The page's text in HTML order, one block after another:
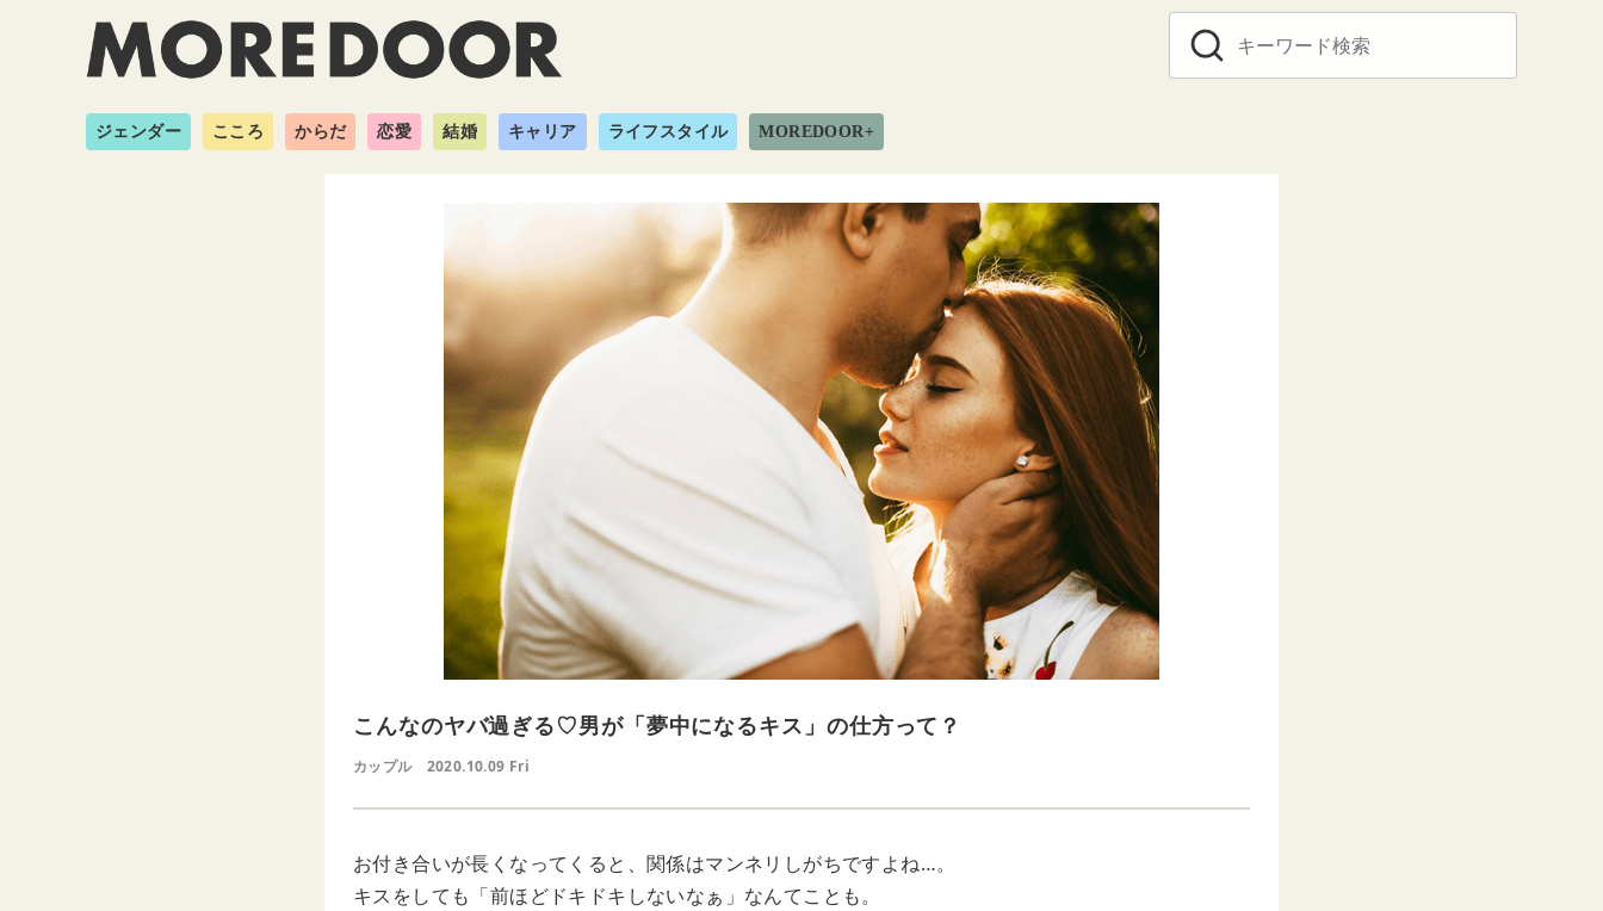
ジェンダー こころ からだ 恋愛 結婚 キャリア ライフスタイル MOREDOOR+
こんなのヤバ過ぎる♡男が「夢中になるキス」の仕方って？
カップル 2020.10.09 Fri
お付き合いが長くなってくると、関係はマンネリしがちですよね…。
キスをしても「前ほどドキドキしないなぁ」なんてことも。